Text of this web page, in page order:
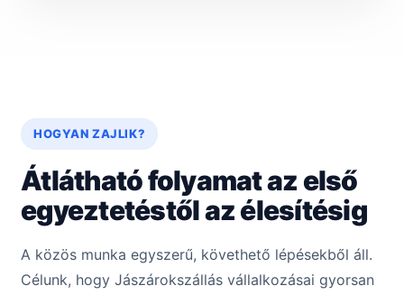
HOGYAN ZAJLIK?
Átlátható folyamat az első
egyeztetéstől az élesítésig
A közös munka egyszerű, követhető lépésekből áll.
Célunk, hogy Jászárokszállás vállalkozásai gyorsan